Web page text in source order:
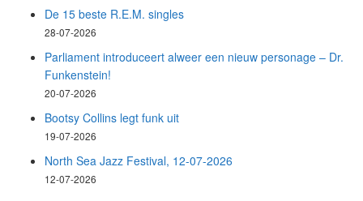
De 15 beste R.E.M. singles
28-07-2026
Parliament introduceert alweer een nieuw personage – Dr.
Funkenstein!
20-07-2026
Bootsy Collins legt funk uit
19-07-2026
North Sea Jazz Festival, 12-07-2026
12-07-2026